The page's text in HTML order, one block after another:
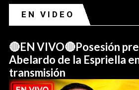
EN VIDEO
🔴EN VIVO🔴Posesión
Abelardo de la Espriella
transmisión